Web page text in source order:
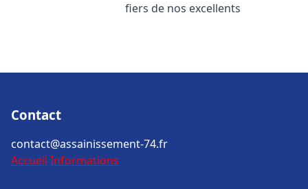
fiers de nos excellents
Contact
contact@assainissement-74.fr
Accueil Informations